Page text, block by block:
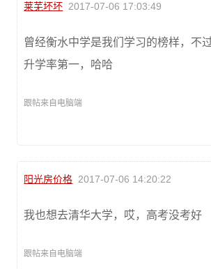
莱芜坏坏 2017-07-06 17:03:49
曾经衡水中学是我们学习的榜样，不
升学率第一，哈哈
跟帖来自电脑端
阳光房价格 2017-07-06 14:20:22
我也想去清华大学，哎，高考没考好
跟帖来自电脑端